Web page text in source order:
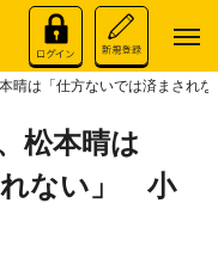
晴は「仕方ないでは済まされ
松本晴は
れない」 小